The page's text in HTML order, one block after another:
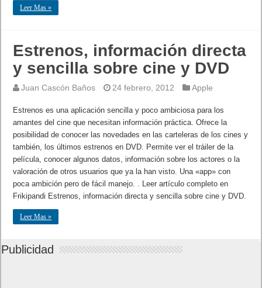
Leer Mas »
Estrenos, información directa
y sencilla sobre cine y DVD
Juan Cascón Baños 24 febrero, 2012 Apple
Estrenos es una aplicación sencilla y poco ambiciosa para los
amantes del cine que necesitan información práctica. Ofrece la
posibilidad de conocer las novedades en las carteleras de los cines y
también, los últimos estrenos en DVD. Permite ver el tráiler de la
película, conocer algunos datos, información sobre los actores o la
valoración de otros usuarios que ya la han visto. Una «app» con
poca ambición pero de fácil manejo. . Leer artículo completo en
Frikipandi Estrenos, información directa y sencilla sobre cine y DVD.
Leer Mas »
Publicidad